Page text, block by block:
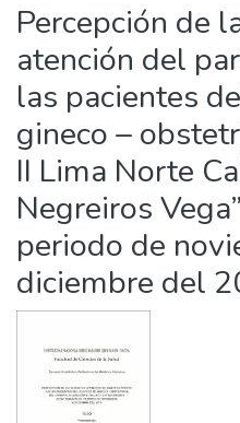
Enviar tesis
Percepción de
atención del
las pacientes
gineco –
II Lima Norte
Negreiros
periodo de
diciembre del